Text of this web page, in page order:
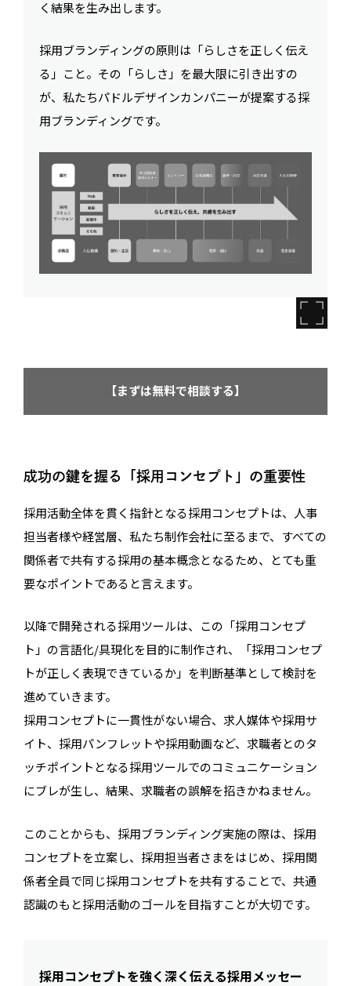
く結果を生み出します。
採用ブランディングの原則は「らしさを正しく伝え
る」こと。その「らしさ」を最大限に引き出すの
が、私たちパドルデザインカンパニーが提案する採
用ブランディングです。
【まずは無料で相談する】
成功の鍵を握る「採用コンセプト」の重要性
採用活動全体を貫く指針となる採用コンセプトは、人事
担当者様や経営層、私たち制作会社に至るまで、すべての
関係者で共有する採用の基本概念となるため、とても重
要なポイントであると言えます。
以降で開発される採用ツールは、この「採用コンセプ
ト」の言語化/具現化を目的に制作され、「採用コンセプ
トが正しく表現できているか」を判断基準として検討を
進めていきます。
採用コンセプトに一貫性がない場合、求人媒体や採用サ
イト、採用パンフレットや採用動画など、求職者とのタ
ッチポイントとなる採用ツールでのコミュニケーション
にブレが生し、結果、求職者の誤解を招きかねません。
このことからも、採用ブランディング実施の際は、採用
コンセプトを立案し、採用担当者さまをはじめ、採用関
係者全員で同じ採用コンセプトを共有することで、共通
認識のもと採用活動のゴールを目指すことが大切です。
採用コンセプトを強く深く伝える採用メッセー